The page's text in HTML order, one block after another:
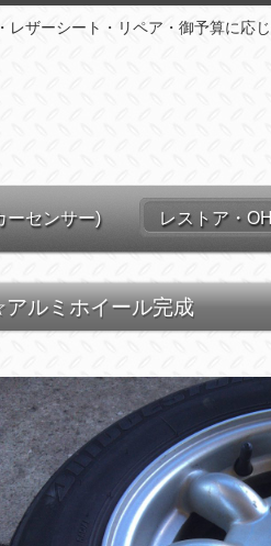
ザーシート・リペア・御予算に応
ーセンサー) レストア・
ルミホイール完成